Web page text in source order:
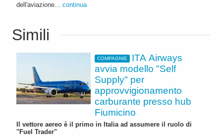
dell'aviazione... continua
Simili
COMPAGNIE
ITA Airways
avvia modello "Self
Supply" per
approvvigionamento
carburante presso hub
Fiumicino
Il vettore aereo è il primo in Italia ad assumere il ruolo di
"Fuel Trader"